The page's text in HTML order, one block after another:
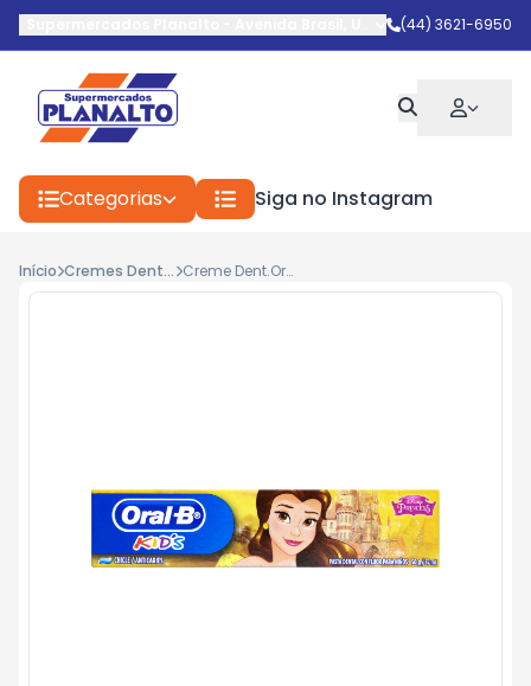
Umuarama- PR
(44) 3621-6950
Categorias Siga no Instagram
Início Cremes Dental Creme Dent.Oral-B 50g Princesas